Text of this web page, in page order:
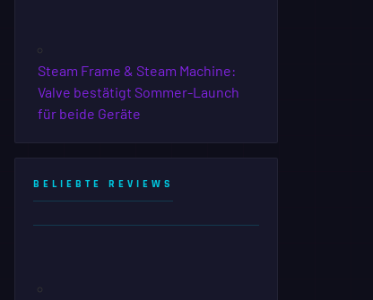
Steam Frame & Steam Machine:
Valve bestätigt Sommer-Launch
für beide Geräte
BELIEBTE REVIEWS